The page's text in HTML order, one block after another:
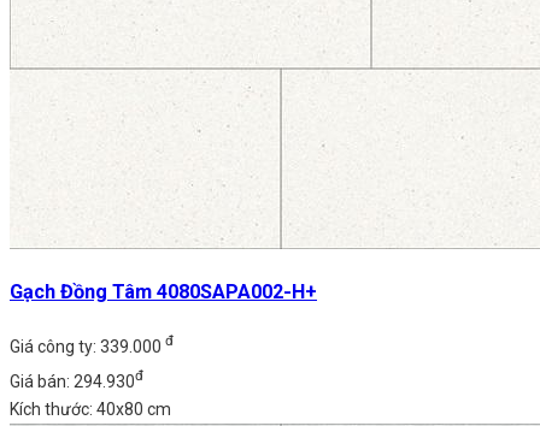
Gạch Đồng Tâm 4080SAPA002-H+
Giá công ty: 339.000 đ
Giá bán: 294.930đ
Kích thước: 40x80 cm